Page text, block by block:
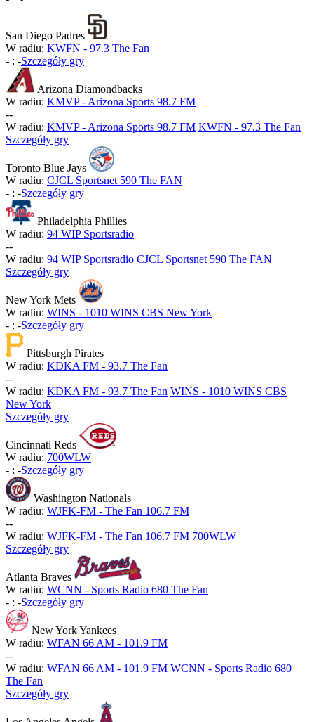
San Diego Padres
W radiu: KWFN - 97.3 The Fan
- : -Szczegóły gry
Arizona Diamondbacks
W radiu: KMVP - Arizona Sports 98.7 FM
--
W radiu: KMVP - Arizona Sports 98.7 FM KWFN - 97.3 The Fan
Szczegóły gry
Toronto Blue Jays
W radiu: CJCL Sportsnet 590 The FAN
- : -Szczegóły gry
Philadelphia Phillies
W radiu: 94 WIP Sportsradio
--
W radiu: 94 WIP Sportsradio CJCL Sportsnet 590 The FAN
Szczegóły gry
New York Mets
W radiu: WINS - 1010 WINS CBS New York
- : -Szczegóły gry
Pittsburgh Pirates
W radiu: KDKA FM - 93.7 The Fan
--
W radiu: KDKA FM - 93.7 The Fan WINS - 1010 WINS CBS
New York
Szczegóły gry
Cincinnati Reds
W radiu: 700WLW
- : -Szczegóły gry
Washington Nationals
W radiu: WJFK-FM - The Fan 106.7 FM
--
W radiu: WJFK-FM - The Fan 106.7 FM 700WLW
Szczegóły gry
Atlanta Braves
W radiu: WCNN - Sports Radio 680 The Fan
- : -Szczegóły gry
New York Yankees
W radiu: WFAN 66 AM - 101.9 FM
--
W radiu: WFAN 66 AM - 101.9 FM WCNN - Sports Radio 680
The Fan
Szczegóły gry